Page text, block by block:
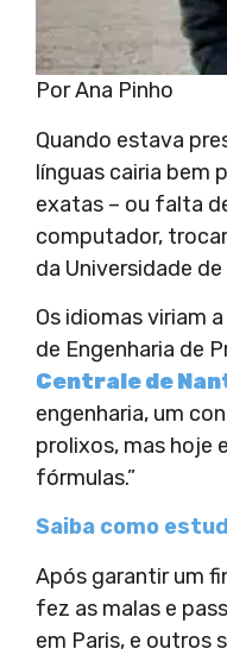
Por Ana Pinho
Quando estava
línguas cairia bem
exatas – ou falta
computador,
da Universidade
Os idiomas viriam
de Engenharia de
Centrale de
engenharia, um
prolixos, mas hoje
fórmulas.”
Saiba como
Após garantir um
fez as malas e
em Paris, e outros